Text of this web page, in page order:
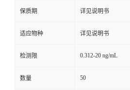
保质期 详见说明书
适应物种 详见说明书
检测限 0.312-20 ng/mL
数量 50